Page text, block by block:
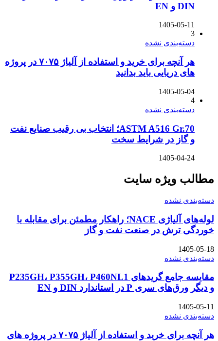
DIN و EN
1405-05-11
3
دسته‌بندی نشده
هر آنچه برای خرید و استفاده از آلیاژ ۷۰۷۵ در پروژه
های دریایی باید بدانید
1405-05-04
4
دسته‌بندی نشده
ASTM A516 Gr.70؛ انتخاب بی رقیب صنایع نفت
و گاز در شرایط سخت
1405-04-24
مطالب ویژه سایت
دسته‌بندی نشده
لوله‌های آلیاژی NACE؛ راهکار مطمئن برای مقابله با
خوردگی ترش در صنعت نفت و گاز
1405-05-18
دسته‌بندی نشده
مقایسه جامع گریدهای P235GH، P355GH، P460NL1
و دیگر ورق‌های سری P در استاندارد DIN و EN
1405-05-11
دسته‌بندی نشده
هر آنچه برای خرید و استفاده از آلیاژ ۷۰۷۵ در پروژه های